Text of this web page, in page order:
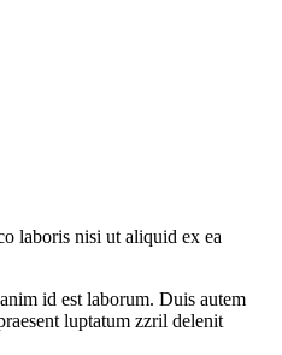
laboris nisi ut aliquid ex ea
id est laborum. Duis autem
luptatum zzril delenit